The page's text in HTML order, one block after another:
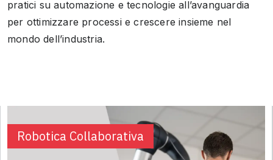
pratici su automazione e tecnologie all’avanguardia
per ottimizzare processi e crescere insieme nel
mondo dell’industria.
Robotica Collaborativa